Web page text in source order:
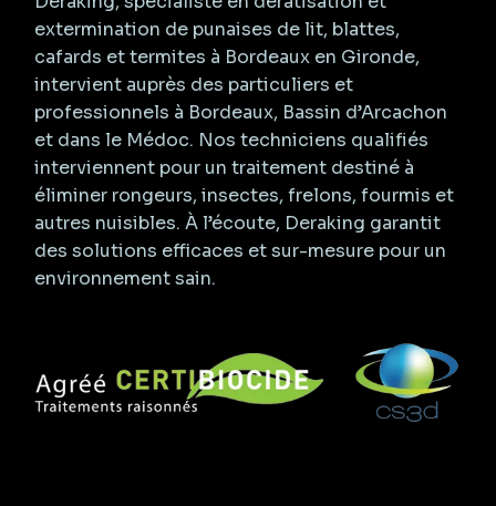
extermination de punaises de lit, blattes,
cafards et termites à Bordeaux en Gironde,
intervient auprès des particuliers et
professionnels à Bordeaux, Bassin d’Arcachon
et dans le Médoc. Nos techniciens qualifiés
interviennent pour un traitement destiné à
éliminer rongeurs, insectes, frelons, fourmis et
autres nuisibles. À l’écoute, Deraking garantit
des solutions efficaces et sur-mesure pour un
environnement sain.